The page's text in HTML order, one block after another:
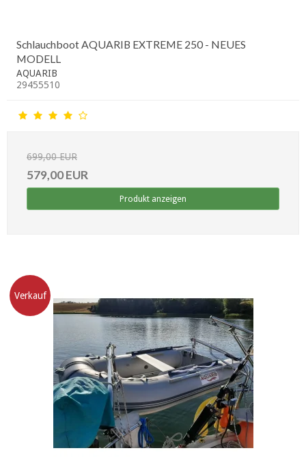
Schlauchboot AQUARIB EXTREME 250 - NEUES
MODELL
AQUARIB
29455510
699,00 EUR
579,00 EUR
Produkt anzeigen
Verkauf